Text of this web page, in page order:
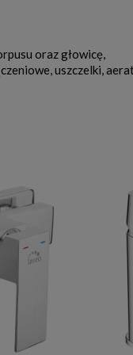
oraz głowicę,
uszczelki,